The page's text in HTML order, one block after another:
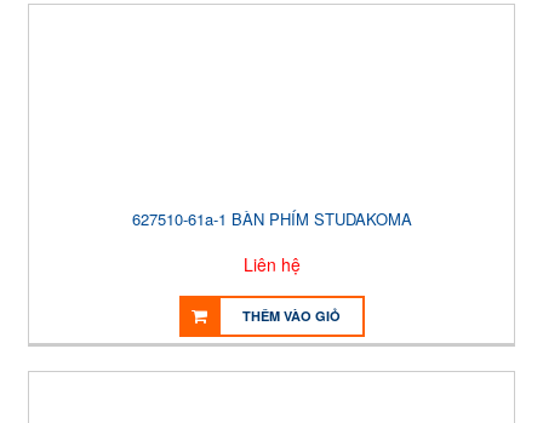
627510-61a-1 BÀN PHÍM STUDAKOMA
Liên hệ
THÊM VÀO GIỎ